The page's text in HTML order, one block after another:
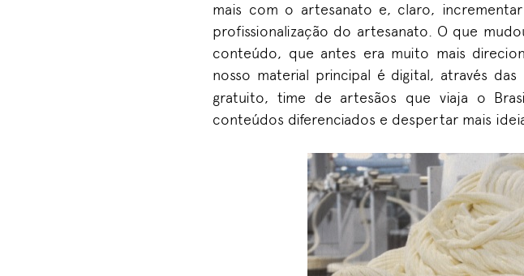
mais com o artesanato e, claro,
profissionalização do artesanato. O que
conteúdo, que antes era muito mais
nosso material principal é digital, através das
gratuito, time de artesãos que viaja o
conteúdos diferenciados e despertar mais